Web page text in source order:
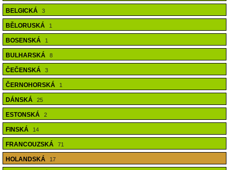
BELGICKÁ 3
BĚLORUSKÁ 1
BOSENSKÁ 1
BULHARSKÁ 8
ČEČENSKÁ 3
ČERNOHORSKÁ 1
DÁNSKÁ 25
ESTONSKÁ 2
FINSKÁ 14
FRANCOUZSKÁ 71
HOLANDSKÁ 17